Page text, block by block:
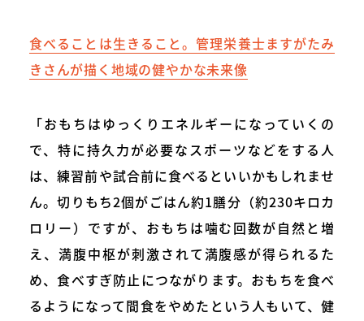
食べることは生きること。管理栄養士ますがたみ
きさんが描く地域の健やかな未来像
「おもちはゆっくりエネルギーになっていくの
で、特に持久力が必要なスポーツなどをする人
は、練習前や試合前に食べるといいかもしれませ
ん。切りもち2個がごはん約1膳分（約230キロカ
ロリー）ですが、おもちは噛む回数が自然と増
え、満腹中枢が刺激されて満腹感が得られるた
め、食べすぎ防止につながります。おもちを食べ
るようになって間食をやめたという人もいて、健